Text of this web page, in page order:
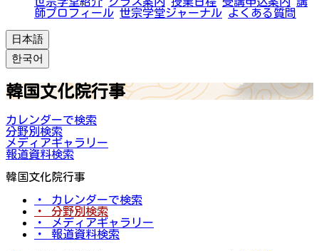
師プロフィール 世宗学堂ジャーナル よくある質問
日本語
한국어
韓国文化院行事
カレンダーで検索
分野別検索
メディアギャラリー
報道資料検索
韓国文化院行事
・ カレンダーで検索
・ 分野別検索
・ メディアギャラリー
・ 報道資料検索